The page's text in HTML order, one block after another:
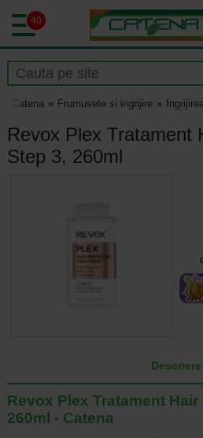
40
Catena Frumusete si ingrijire
Revox Plex Tratament
Step 3, 260ml
Descriere
Revox Plex Tratament
260ml - Catena